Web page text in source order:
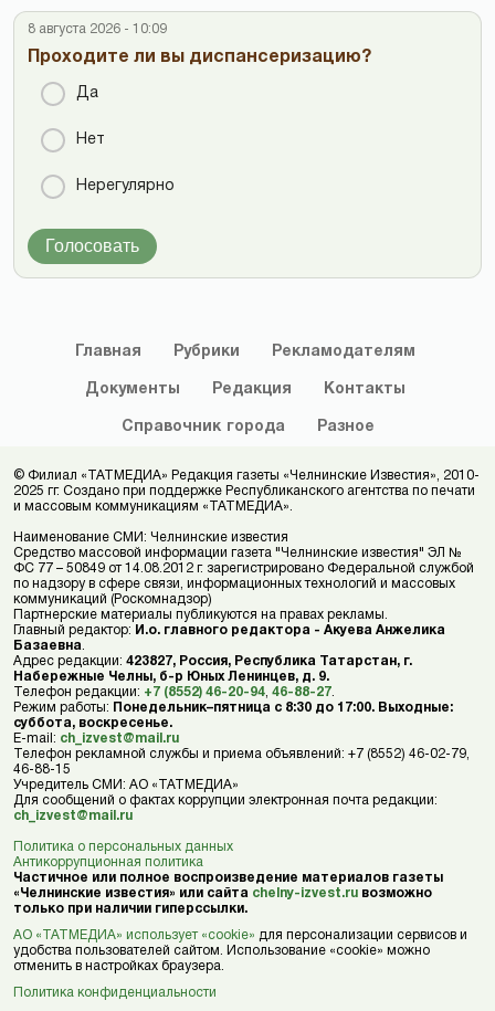
8 августа 2026 - 10:09
Проходите ли вы диспансеризацию?
Да
Нет
Нерегулярно
Голосовать
Главная Рубрики Рекламодателям
Документы Редакция Контакты
Справочник города Разное
© Филиал «ТАТМЕДИА» Редакция газеты «Челнинские Известия», 2010-
2025 гг. Создано при поддержке Республиканского агентства по печати
и массовым коммуникациям «ТАТМЕДИА».
Наименование СМИ: Челнинские известия
Средство массовой информации газета "Челнинские известия" ЭЛ №
ФС 77 – 50849 от 14.08.2012 г. зарегистрировано Федеральной службой
по надзору в сфере связи, информационных технологий и массовых
коммуникаций (Роскомнадзор)
Партнерские материалы публикуются на правах рекламы.
Главный редактор: И.о. главного редактора - Акуева Анжелика
Базаевна
Адрес редакции: 423827, Россия, Республика Татарстан, г.
Набережные Челны, б-р Юных Ленинцев, д. 9.
Телефон редакции: +7 (8552) 46-20-94 46-88-27
Режим работы: Понедельник–пятница с 8:30 до 17:00. Выходные:
суббота, воскресенье.
E-mail: ch_izvest@mail.ru
Телефон рекламной службы и приема объявлений: +7 (8552) 46-02-79,
46-88-15
Учредитель СМИ: АО «ТАТМЕДИА»
Для сообщений о фактах коррупции электронная почта редакции:
ch_izvest@mail.ru
Политика о персональных данных
Антикоррупционная политика
Частичное или полное воспроизведение материалов газеты
«Челнинские известия» или сайта chelny-izvest.ru возможно
только при наличии гиперссылки.
АО «ТАТМЕДИА» использует «cookie» для персонализации сервисов и
удобства пользователей сайтом. Использование «cookie» можно
отменить в настройках браузера.
Политика конфиденциальности